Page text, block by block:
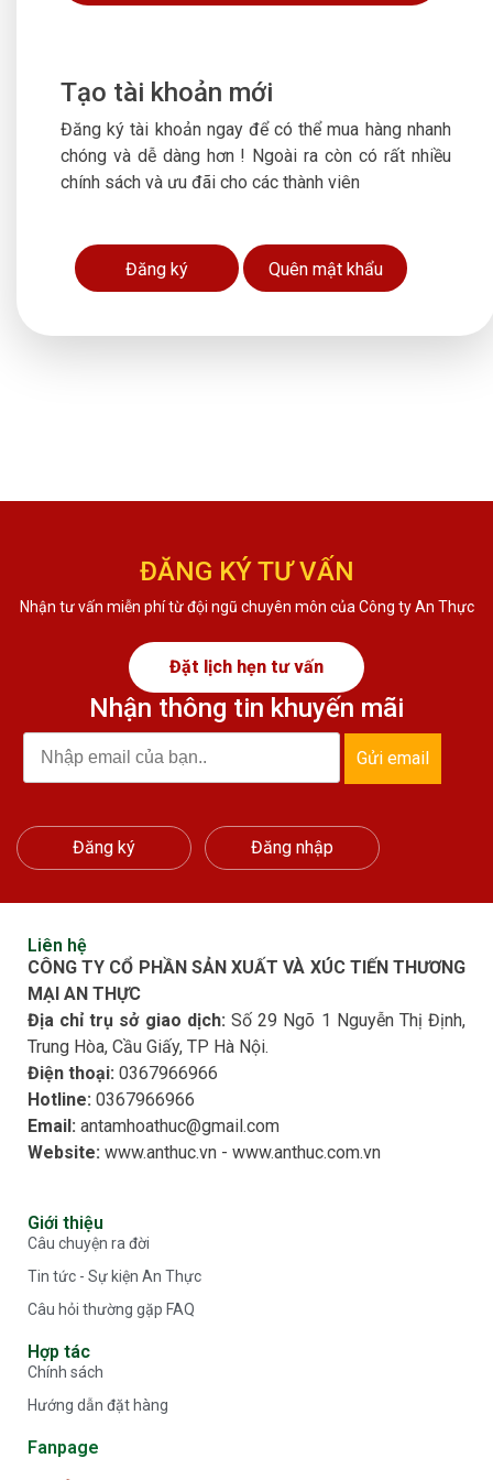
Tạo tài khoản mới
Đăng ký tài khoản ngay để có thể mua hàng nhanh
chóng và dễ dàng hơn ! Ngoài ra còn có rất nhiều
chính sách và ưu đãi cho các thành viên
Đăng ký Quên mật khẩu
ĐĂNG KÝ TƯ VẤN
Nhận tư vấn miễn phí từ đội ngũ chuyên môn của Công ty An Thực
Đặt lịch hẹn tư vấn
Nhận thông tin khuyến mãi
Gửi email
Đăng ký Đăng nhập
Liên hệ
CÔNG TY CỔ PHẦN SẢN XUẤT VÀ XÚC TIẾN THƯƠNG
MẠI AN THỰC
Địa chỉ trụ sở giao dịch: Số 29 Ngõ 1 Nguyễn Thị Định,
Trung Hòa, Cầu Giấy, TP Hà Nội.
Điện thoại: 0367966966​
Hotline: 0367966966​
Email: antamhoathuc@gmail.com
Website: www.anthuc.vn - www.anthuc.com.vn
Giới thiệu
Câu chuyện ra đời
Tin tức - Sự kiện An Thực
Câu hỏi thường gặp FAQ
Hợp tác
Chính sách
Hướng dẫn đặt hàng
Fanpage